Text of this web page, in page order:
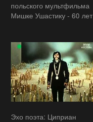
польского мультфильма
Мишке Ушастику - 60 лет
Эхо поэта: Циприан